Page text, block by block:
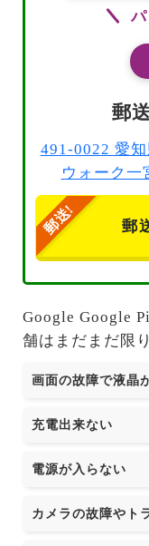
パ
郵
491-0022 愛
ウォーク一
郵
Google Google
舗はまだまだ限
画面の故障で液晶
充電出来ない
電源が入らない
カメラの故障やト